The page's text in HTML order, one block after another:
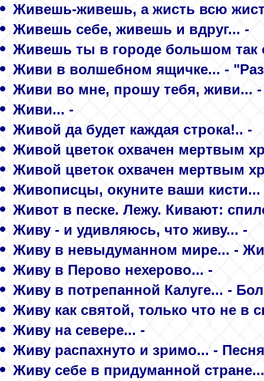
Живешь-живешь, а жисть всю
Живешь себе, живешь и вдруг... -
Живешь ты в городе большом так
Живи в волшебном ящичке... -
Живи во мне, прошу тебя, живи...
Живи... -
Живой да будет каждая строка!.. -
Живой цветок охвачен мертвым
Живой цветок охвачен мертвым
Живописцы, окуните ваши
Живот в песке. Лежу. Кивают:
Живу - и удивляюсь, что живу... -
Живу в невыдуманном мире... -
Живу в Перово нехерово... -
Живу в потрепанной Калуге... -
Живу как святой, только что не в
Живу на севере... -
Живу распахнуто и зримо... -
Живу себе в придуманной